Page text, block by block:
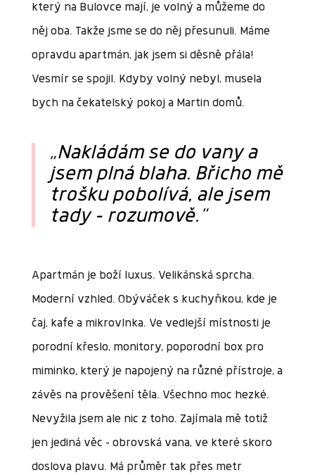
který na Bulovce mají, je volný a můžeme do
něj oba. Takže jsme se do něj přesunuli. Máme
opravdu apartmán, jak jsem si děsně přála!
Vesmír se spojil. Kdyby volný nebyl, musela
bych na čekatelský pokoj a Martin domů.
„Nakládám se do vany a
jsem plná blaha. Břicho mě
trošku pobolívá, ale jsem
tady – rozumově.“
Apartmán je boží luxus. Velikánská sprcha.
Moderní vzhled. Obýváček s kuchyňkou, kde je
čaj, kafe a mikrovlnka. Ve vedlejší místnosti je
porodní křeslo, monitory, poporodní box pro
miminko, který je napojený na různé přístroje, a
závěs na prověšení těla. Všechno moc hezké.
Nevyžila jsem ale nic z toho. Zajímala mě totiž
jen jediná věc – obrovská vana, ve které skoro
doslova plavu. Má průměr tak přes metr